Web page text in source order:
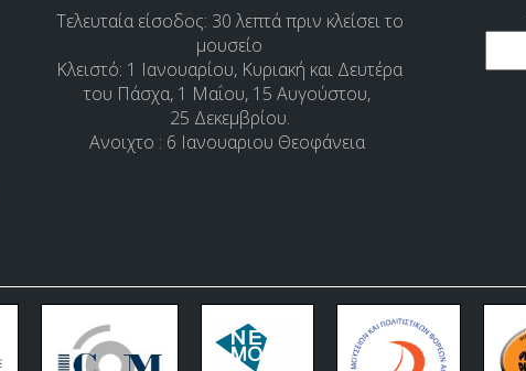
Τελευταία είσοδος: 30 λεπτά πριν κλείσει το
μουσείο
Κλειστό: 1 Ιανουαρίου, Κυριακή και Δευτέρα
του Πάσχα, 1 Μαΐου, 15 Αυγούστου,
25 Δεκεμβρίου.
Ανοιχτο : 6 Ιανουαριου Θεοφάνεια